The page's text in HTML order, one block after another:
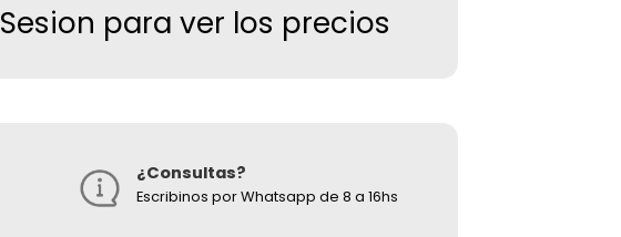
para ver los precios
¿Consultas?
Escribinos por Whatsapp de 8 a 16hs